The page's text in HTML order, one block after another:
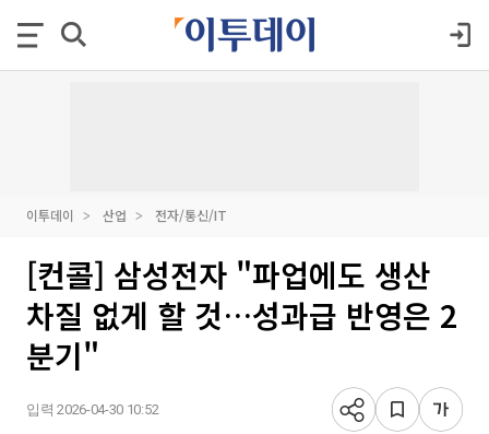
이투데이 산업 전자/통신/IT
[컨콜] 삼성전자 "파업에도 생산
차질 없게 할 것…성과급 반영은 2
분기"
입력 2026-04-30 10:52